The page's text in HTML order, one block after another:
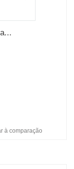
à comparação